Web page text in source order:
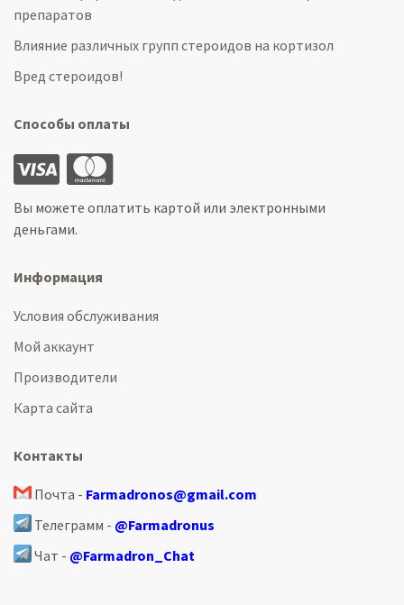
препаратов
Влияние различных групп стероидов на кортизол
Вред стероидов!
Способы оплаты
Вы можете оплатить картой или электронными
деньгами.
Информация
Условия обслуживания
Мой аккаунт
Производители
Карта сайта
Контакты
Почта - Farmadronos@gmail.com
Телеграмм - @Farmadronus
Чат - @Farmadron_Chat